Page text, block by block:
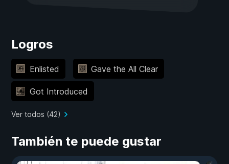
Logros
Enlisted Gave the All Clear
Got Introduced
Ver todos (42)
También te puede gustar